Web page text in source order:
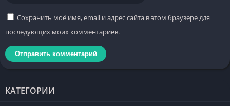
Сохранить моё имя, email и адрес сайта в этом браузере для
последующих моих комментариев.
КАТЕГОРИИ